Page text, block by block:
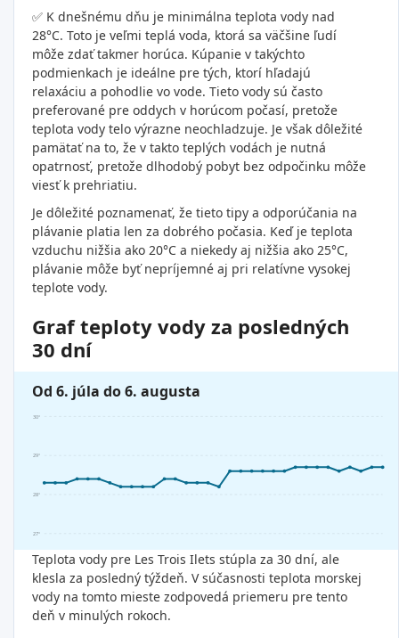
✅ K dnešnému dňu je minimálna teplota vody nad
28°C. Toto je veľmi teplá voda, ktorá sa väčšine ľudí
môže zdať takmer horúca. Kúpanie v takýchto
podmienkach je ideálne pre tých, ktorí hľadajú
relaxáciu a pohodlie vo vode. Tieto vody sú často
preferované pre oddych v horúcom počasí, pretože
teplota vody telo výrazne neochladzuje. Je však dôležité
pamätať na to, že v takto teplých vodách je nutná
opatrnosť, pretože dlhodobý pobyt bez odpočinku môže
viesť k prehriatiu.
Je dôležité poznamenať, že tieto tipy a odporúčania na
plávanie platia len za dobrého počasia. Keď je teplota
vzduchu nižšia ako 20°C a niekedy aj nižšia ako 25°C,
plávanie môže byť nepríjemné aj pri relatívne vysokej
teplote vody.
Graf teploty vody za posledných
30 dní
Od 6. júla do 6. augusta
27°
28°
29°
30°
Teplota vody pre Les Trois Ilets stúpla za 30 dní, ale
klesla za posledný týždeň. V súčasnosti teplota morskej
vody na tomto mieste zodpovedá priemeru pre tento
deň v minulých rokoch.